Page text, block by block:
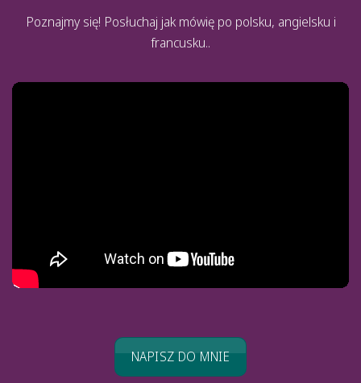
Poznajmy się! Posłuchaj jak mówię po polsku, angielsku i
francusku..
NAPISZ DO MNIE